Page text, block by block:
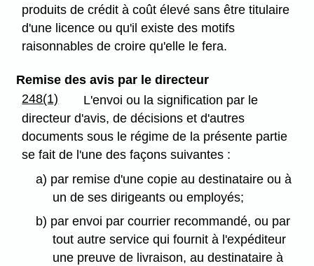
produits de crédit à coût élevé sans être titulaire
d'une licence ou qu'il existe des motifs
raisonnables de croire qu'elle le fera.
Remise des avis par le directeur
248(1)
L'envoi ou la signification par le
directeur d'avis, de décisions et d'autres
documents sous le régime de la présente partie
se fait de l'une des façons suivantes :
a) par remise d'une copie au destinataire ou à
un de ses dirigeants ou employés;
b) par envoi par courrier recommandé, ou par
tout autre service qui fournit à l'expéditeur
une preuve de livraison, au destinataire à